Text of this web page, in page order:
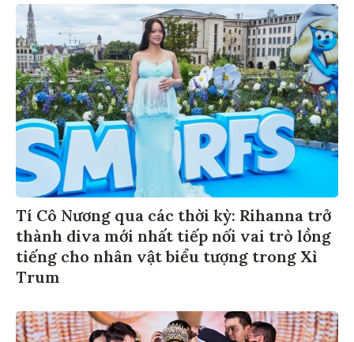
Tí Cô Nương qua các thời kỳ: Rihanna trở
thành diva mới nhất tiếp nối vai trò lồng
tiếng cho nhân vật biểu tượng trong Xì
Trum